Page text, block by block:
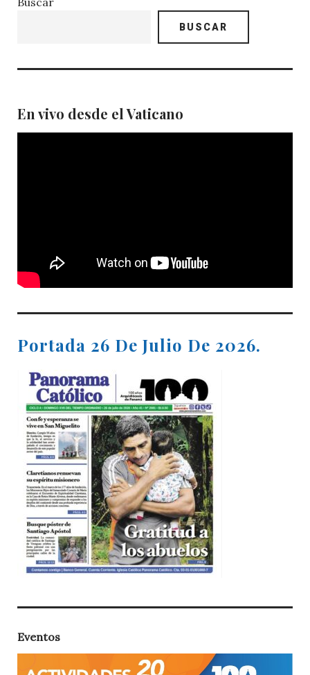
BUSCAR
En vivo desde el Vaticano
Portada 26 De Julio De 2026.
Eventos